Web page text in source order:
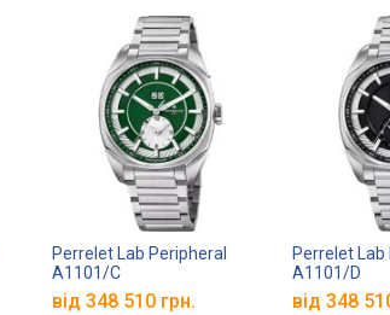
Perrelet Lab Peripheral
A1101/C
від 348 510 грн.
Perrelet Lab
A1101/D
від 348